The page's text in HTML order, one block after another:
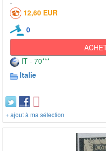
12,60 EUR
0
IT - 70***
Italie
+ ajout à ma sélection